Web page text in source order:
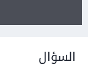
السؤال